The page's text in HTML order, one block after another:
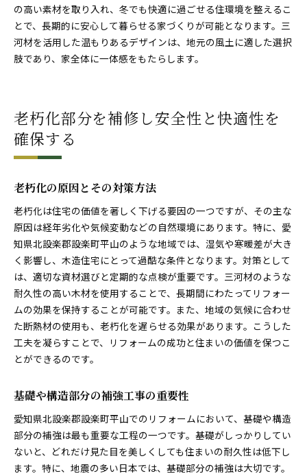
の高い素材を取り入れ、冬でも快適に過ごせる住環境を整えるこ
とで、長期的に安心して暮らせる家づくりが可能となります。三
河材を活用した温もりあるデザインは、地元の風土に適した選択
肢であり、家全体に一体感をもたらします。
老朽化部分を補修し安全性と快適性を
確保する
老朽化の原因とその対策方法
老朽化は住宅の価値を著しく下げる要因の一つですが、その主な
原因は経年劣化や気候変動などの自然環境にあります。特に、愛
知県北設楽郡設楽町平山のような地域では、湿気や寒暖差が大き
く影響し、木造住宅にとって過酷な条件となります。対策として
は、適切な資材選びと定期的な点検が重要です。三河材のような
耐久性の高い木材を使用することで、長期間にわたってリフォー
ムの効果を保持することが可能です。また、地域の気候に合わせ
た断熱材の使用も、老朽化を遅らせる効果があります。こうした
工夫を凝らすことで、リフォームの成功と住まいの価値を保つこ
とができるのです。
基礎や構造部分の補強工事の重要性
愛知県北設楽郡設楽町平山でのリフォームにおいて、基礎や構造
部分の補強は最も重要な工程の一つです。基礎がしっかりしてい
ないと、どれだけ見た目を美しくしても住まいの耐久性は低下し
ます。特に、地震の多い日本では、基礎部分の補強は大切です。